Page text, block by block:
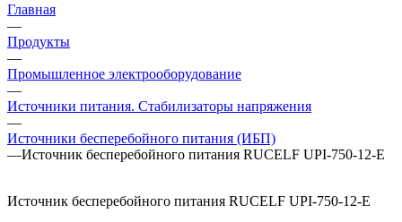
Главная
—
Продукты
—
Промышленное электрооборудование
—
Источники питания. Стабилизаторы напряжения
—
Источники бесперебойного питания (ИБП)
—Источник бесперебойного питания RUCELF UPI-750-12-E
Источник бесперебойного питания RUCELF UPI-750-12-E